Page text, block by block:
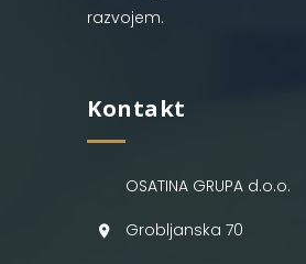
razvojem.
Kontakt
OSATINA GRUPA d.o.o.
Grobljanska 70